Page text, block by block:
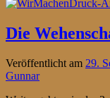
Die
Veröffentlicht am 29.
Gunnar